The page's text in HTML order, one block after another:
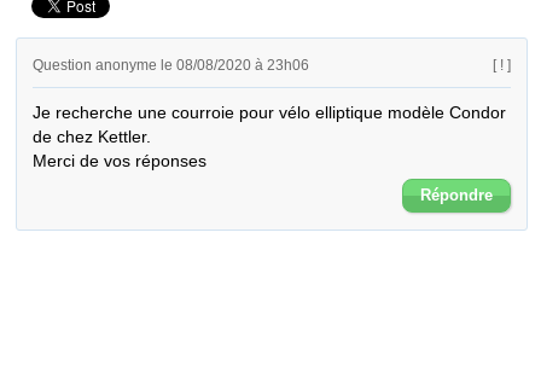
Question anonyme le 08/08/2020 à 23h06 [ ! ]
Je recherche une courroie pour vélo elliptique modèle Condor
de chez Kettler.
Merci de vos réponses
Répondre